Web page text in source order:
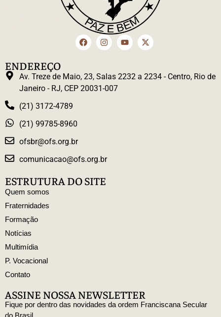
ENDEREÇO
Av. Treze de Maio, 23, Salas 2232 a 2234 - Centro, Rio de
Janeiro - RJ, CEP 20031-007
(21) 3172-4789
(21) 99785-8960
ofsbr@ofs.org.br
comunicacao@ofs.org.br
ESTRUTURA DO SITE
Quem somos
Fraternidades
Formação
Notícias
Multimídia
P. Vocacional
Contato
ASSINE NOSSA NEWSLETTER
Fique por dentro das novidades da ordem Franciscana Secular
do Brasil